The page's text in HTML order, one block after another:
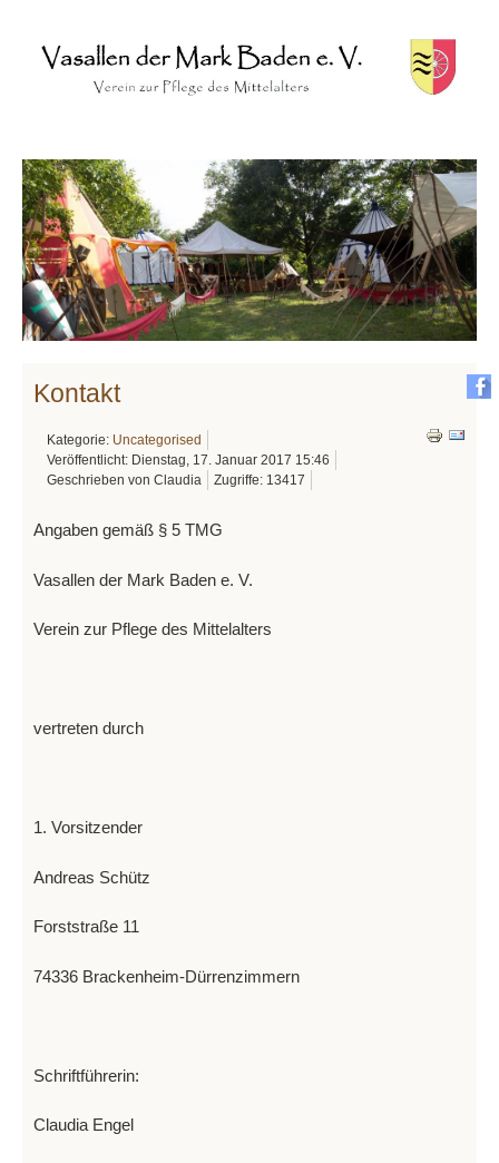
Kontakt
Kategorie: Uncategorised
Veröffentlicht: Dienstag, 17. Januar 2017 15:46
Geschrieben von Claudia
Zugriffe: 13417
Angaben gemäß § 5 TMG
Vasallen der Mark Baden e. V.
Verein zur Pflege des Mittelalters
vertreten durch
1. Vorsitzender
Andreas Schütz
Forststraße 11
74336 Brackenheim-Dürrenzimmern
Schriftführerin:
Claudia Engel